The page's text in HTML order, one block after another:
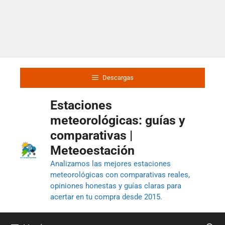
Descargas
Estaciones
meteorológicas: guías y
comparativas |
Meteoestación
Analizamos las mejores estaciones
meteorológicas con comparativas reales,
opiniones honestas y guías claras para
acertar en tu compra desde 2015.